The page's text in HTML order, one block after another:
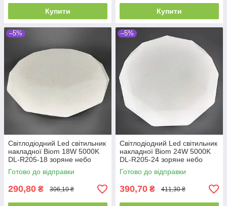
Купити Купити
–5%
Світлодіодний Led світильник
накладної Biom 18W 5000K
DL-R205-18 зоряне небо
Готово до відправки
290,80 ₴ 306,10 ₴
–5%
Світлодіодний Led світильник
накладної Biom 24W 5000K
DL-R205-24 зоряне небо
Готово до відправки
390,70 ₴ 411,30 ₴